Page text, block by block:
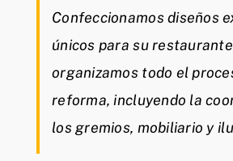
Confeccionamos diseños
únicos para su
organizamos todo el
reforma, incluyendo la
los gremios, mobiliario y